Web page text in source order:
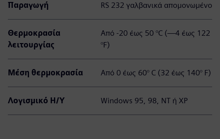
Παραγωγή RS 232 γαλβανικά απομονωμένο
Θερμοκρασία
λειτουργίας
Από -20 έως 50 °C (—4 έως 122
°F)
Μέση θερμοκρασία Από 0 έως 60° C (32 έως 140° F)
Λογισμικό Η/Υ Windows 95, 98, ΝΤ ή XP